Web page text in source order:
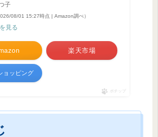
子
08/01 15:27時点 | Amazon調べ）
見る
楽天市場
ョッピング
ポチップ